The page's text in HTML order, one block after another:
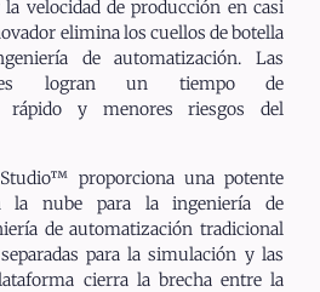
velocidad de producción en casi
elimina los cuellos de botella
de automatización. Las
logran un tiempo de
rápido y menores riesgos del
proporciona una potente
la nube para la ingeniería de
de automatización tradicional
para la simulación y las
cierra la brecha entre la